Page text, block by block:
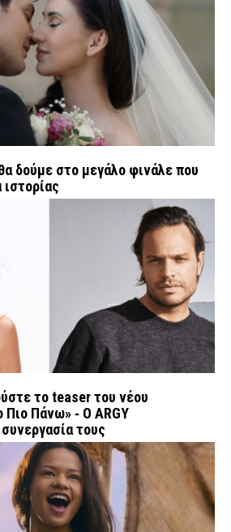
δούμε στο μεγάλο φινάλε που
ιστορίας
το teaser του νέου
Πιο Πάνω» ‑ Ο ARGY
τους